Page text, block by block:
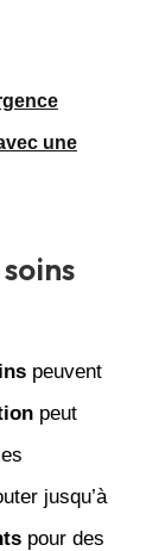
une
peuvent
peut
jusqu’à
pour des